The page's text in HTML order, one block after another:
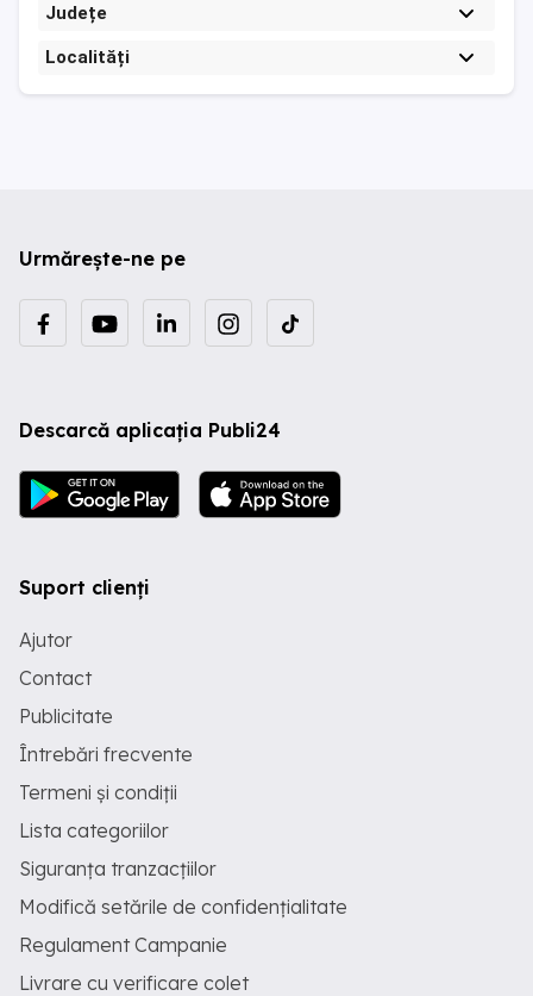
Județe
Localități
Urmărește-ne pe
Descarcă aplicația Publi24
Suport clienți
Ajutor
Contact
Publicitate
Întrebări frecvente
Termeni și condiții
Lista categoriilor
Siguranța tranzacțiilor
Modifică setările de confidențialitate
Regulament Campanie
Livrare cu verificare colet